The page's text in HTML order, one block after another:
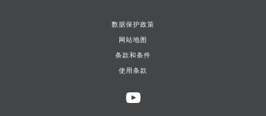
数据保护政策
网站地图
条款和条件
使用条款